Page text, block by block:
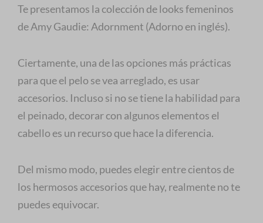
Te presentamos la colección de looks femeninos
de Amy Gaudie: Adornment (Adorno en inglés).
Ciertamente, una de las opciones más prácticas
para que el pelo se vea arreglado, es usar
accesorios. Incluso si no se tiene la habilidad para
el peinado, decorar con algunos elementos el
cabello es un recurso que hace la diferencia.
Del mismo modo, puedes elegir entre cientos de
los hermosos accesorios que hay, realmente no te
puedes equivocar.